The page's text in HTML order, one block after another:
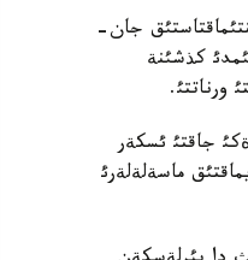
جان-
كذشئنة
جاقتئ ئسكةر
ماسةلةلةرئ